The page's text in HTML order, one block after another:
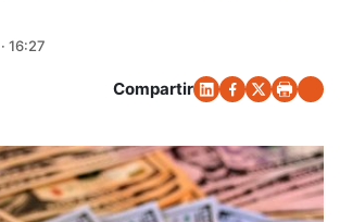
16:27
Compartir